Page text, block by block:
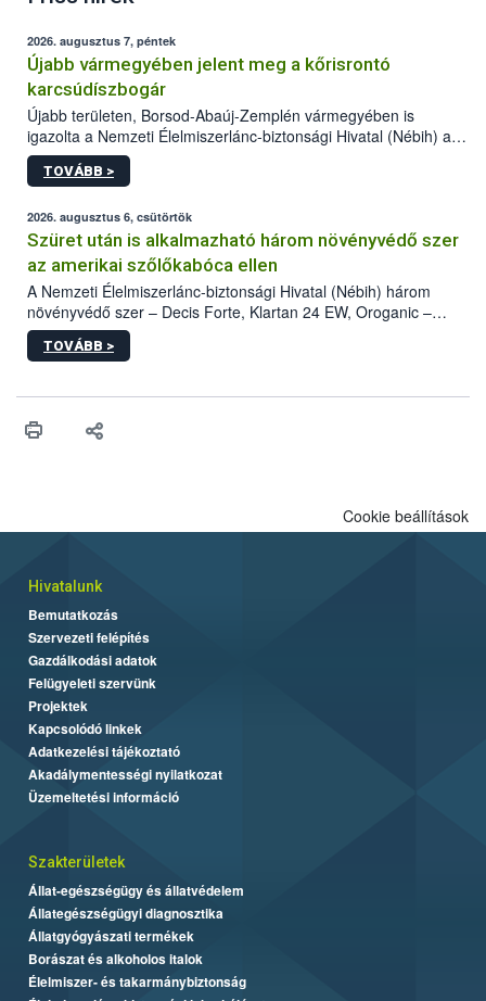
2026. augusztus 7, péntek
Újabb vármegyében jelent meg a kőrisrontó
karcsúdíszbogár
Újabb területen, Borsod-Abaúj-Zemplén vármegyében is
igazolta a Nemzeti Élelmiszerlánc-biztonsági Hivatal (Nébih) a
kőrisrontó karcsúdíszbogár (Agrilus planipennis) jelenlétét. A
kártevőt nem csak színcsapdában találták meg, de már fertőzött
az intenzív felderítést, emellett az intézkedéseket a szlovák
hatósággal is összehangolják a terjedés megállítása érdekében.
TOVÁBB >
2026. augusztus 6, csütörtök
Szüret után is alkalmazható három növényvédő szer
az amerikai szőlőkabóca ellen
A Nemzeti Élelmiszerlánc-biztonsági Hivatal (Nébih) három
növényvédő szer – Decis Forte, Klartan 24 EW, Oroganic –
engedélyokiratát módosította, így azok a szüretet követően,
egészen a vesszőérettség (BBCH 91) stádiumáig
érésű szőlőkben is legyen lehetőség a károsító elleni további
felhasználók számára is elérhető és ökológiai termesztésben is
TOVÁBB >
Cookie beállítások
Hivatalunk
Bemutatkozás
Szervezeti felépítés
Gazdálkodási adatok
Felügyeleti szervünk
Projektek
Kapcsolódó linkek
Adatkezelési tájékoztató
Akadálymentességi nyilatkozat
Üzemeltetési információ
Szakterületek
Állat-egészségügy és állatvédelem
Állategészségügyi diagnosztika
Állatgyógyászati termékek
Borászat és alkoholos italok
Élelmiszer- és takarmánybiztonság